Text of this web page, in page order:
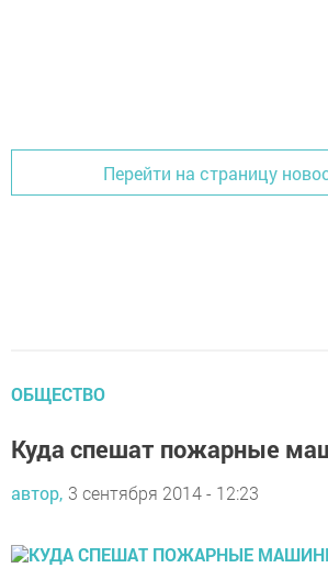
Перейти на страницу
ОБЩЕСТВО
Куда спешат пожарные
автор, 3 сентября 2014 - 12:23